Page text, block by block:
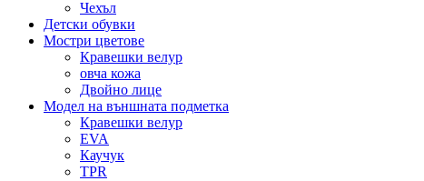
Чехъл
Детски обувки
Мостри цветове
Кравешки велур
овча кожа
Двойно лице
Модел на външната подметка
Кравешки велур
EVA
Каучук
TPR